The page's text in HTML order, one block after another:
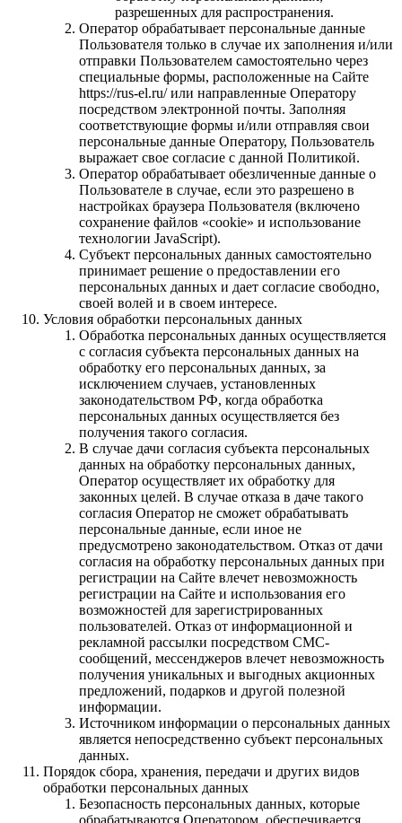
разрешенных для распространения.
Оператор обрабатывает персональные данные
Пользователя только в случае их заполнения и/или
отправки Пользователем самостоятельно через
специальные формы, расположенные на Cайте
https://rus-el.ru/ или направленные Оператору
посредством электронной почты. Заполняя
соответствующие формы и/или отправляя свои
персональные данные Оператору, Пользователь
выражает свое согласие с данной Политикой.
Оператор обрабатывает обезличенные данные о
Пользователе в случае, если это разрешено в
настройках браузера Пользователя (включено
сохранение файлов «cookie» и использование
технологии JavaScript).
Субъект персональных данных самостоятельно
принимает решение о предоставлении его
персональных данных и дает согласие свободно,
своей волей и в своем интересе.
Условия обработки персональных данных
Обработка персональных данных осуществляется
с согласия субъекта персональных данных на
обработку его персональных данных, за
исключением случаев, установленных
законодательством РФ, когда обработка
персональных данных осуществляется без
получения такого согласия.
В случае дачи согласия субъекта персональных
данных на обработку персональных данных,
Оператор осуществляет их обработку для
законных целей. В случае отказа в даче такого
согласия Оператор не сможет обрабатывать
персональные данные, если иное не
предусмотрено законодательством. Отказ от дачи
согласия на обработку персональных данных при
регистрации на Сайте влечет невозможность
регистрации на Сайте и использования его
возможностей для зарегистрированных
пользователей. Отказ от информационной и
рекламной рассылки посредством СМС-
сообщений, мессенджеров влечет невозможность
получения уникальных и выгодных акционных
предложений, подарков и другой полезной
информации.
Источником информации о персональных данных
является непосредственно субъект персональных
данных.
Порядок сбора, хранения, передачи и других видов
обработки персональных данных
Безопасность персональных данных, которые
обрабатываются Оператором, обеспечивается